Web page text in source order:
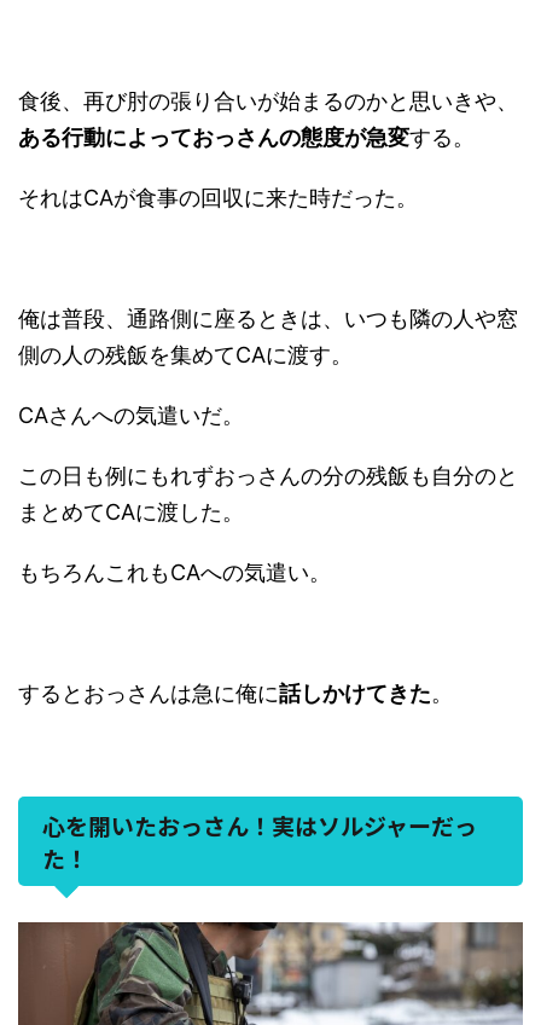
食後、再び肘の張り合いが始まるのかと思いきや、
ある行動によっておっさんの態度が急変する。
それはCAが食事の回収に来た時だった。
俺は普段、通路側に座るときは、いつも隣の人や窓
側の人の残飯を集めてCAに渡す。
CAさんへの気遣いだ。
この日も例にもれずおっさんの分の残飯も自分のと
まとめてCAに渡した。
もちろんこれもCAへの気遣い。
するとおっさんは急に俺に話しかけてきた。
心を開いたおっさん！実はソルジャーだっ
た！